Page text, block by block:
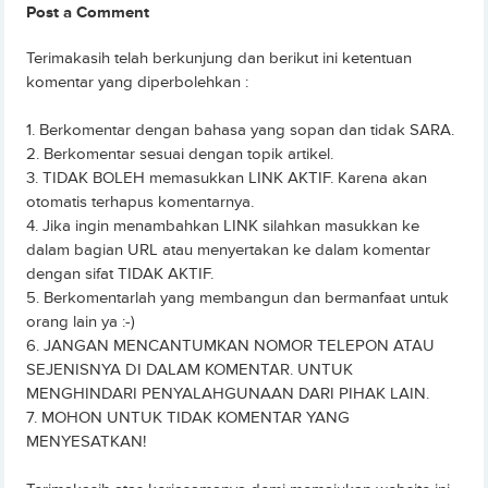
Post a Comment
Terimakasih telah berkunjung dan berikut ini ketentuan
komentar yang diperbolehkan :
1. Berkomentar dengan bahasa yang sopan dan tidak SARA.
2. Berkomentar sesuai dengan topik artikel.
3. TIDAK BOLEH memasukkan LINK AKTIF. Karena akan
otomatis terhapus komentarnya.
4. Jika ingin menambahkan LINK silahkan masukkan ke
dalam bagian URL atau menyertakan ke dalam komentar
dengan sifat TIDAK AKTIF.
5. Berkomentarlah yang membangun dan bermanfaat untuk
orang lain ya :-)
6. JANGAN MENCANTUMKAN NOMOR TELEPON ATAU
SEJENISNYA DI DALAM KOMENTAR. UNTUK
MENGHINDARI PENYALAHGUNAAN DARI PIHAK LAIN.
7. MOHON UNTUK TIDAK KOMENTAR YANG
MENYESATKAN!